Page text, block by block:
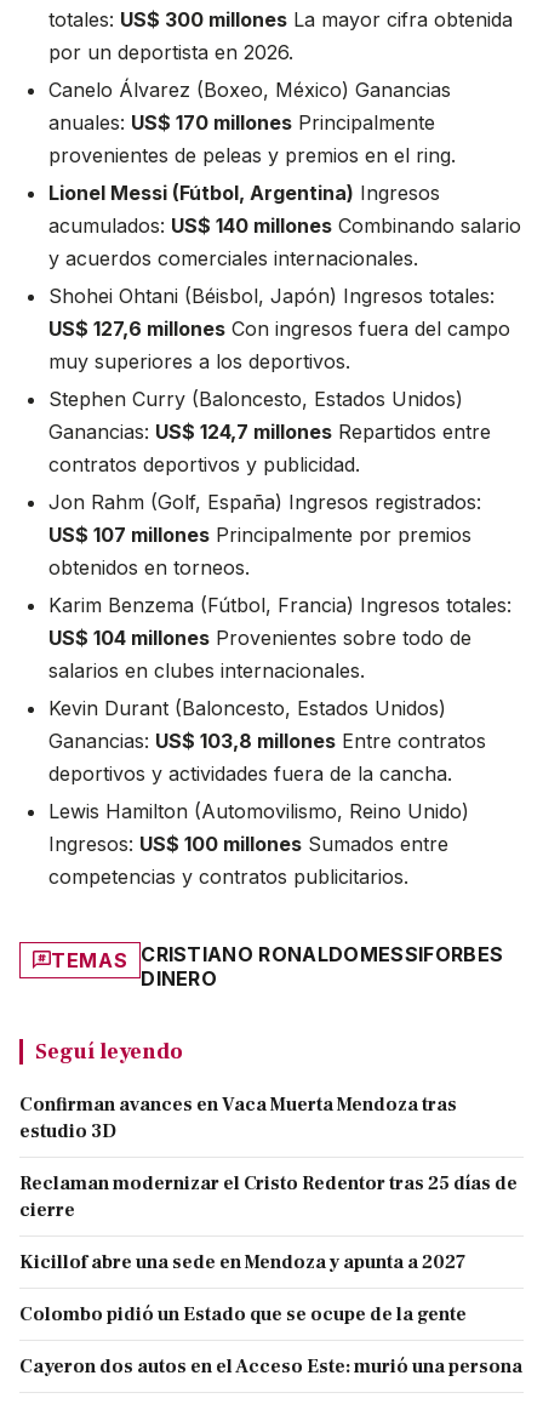
totales: US$ 300 millones La mayor cifra obtenida
por un deportista en 2026.
Canelo Álvarez (Boxeo, México) Ganancias
anuales: US$ 170 millones Principalmente
provenientes de peleas y premios en el ring.
Lionel Messi (Fútbol, Argentina) Ingresos
acumulados: US$ 140 millones Combinando salario
y acuerdos comerciales internacionales.
Shohei Ohtani (Béisbol, Japón) Ingresos totales:
US$ 127,6 millones Con ingresos fuera del campo
muy superiores a los deportivos.
Stephen Curry (Baloncesto, Estados Unidos)
Ganancias: US$ 124,7 millones Repartidos entre
contratos deportivos y publicidad.
Jon Rahm (Golf, España) Ingresos registrados:
US$ 107 millones Principalmente por premios
obtenidos en torneos.
Karim Benzema (Fútbol, Francia) Ingresos totales:
US$ 104 millones Provenientes sobre todo de
salarios en clubes internacionales.
Kevin Durant (Baloncesto, Estados Unidos)
Ganancias: US$ 103,8 millones Entre contratos
deportivos y actividades fuera de la cancha.
Lewis Hamilton (Automovilismo, Reino Unido)
Ingresos: US$ 100 millones Sumados entre
competencias y contratos publicitarios.
TEMAS CRISTIANO RONALDOMESSIFORBES
DINERO
Seguí leyendo
Confirman avances en Vaca Muerta Mendoza tras
estudio 3D
Reclaman modernizar el Cristo Redentor tras 25 días de
cierre
Kicillof abre una sede en Mendoza y apunta a 2027
Colombo pidió un Estado que se ocupe de la gente
Cayeron dos autos en el Acceso Este: murió una persona